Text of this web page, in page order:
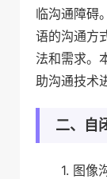
临沟通障碍
语的沟通方
法和需求。
助沟通技术
二、自
1. 图像